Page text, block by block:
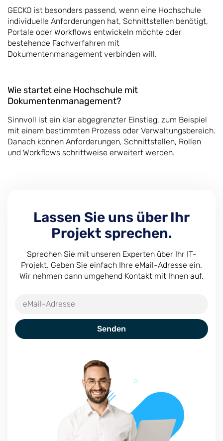
GECKO ist besonders passend, wenn eine Hochschule
individuelle Anforderungen hat, Schnittstellen benötigt,
Portale oder Workflows entwickeln möchte oder
bestehende Fachverfahren mit
Dokumentenmanagement verbinden will.
Wie startet eine Hochschule mit
Dokumentenmanagement?
Sinnvoll ist ein klar abgegrenzter Einstieg, zum Beispiel
mit einem bestimmten Prozess oder Verwaltungsbereich.
Danach können Anforderungen, Schnittstellen, Rollen
und Workflows schrittweise erweitert werden.
Lassen Sie uns über Ihr
Projekt sprechen.
Sprechen Sie mit unseren Experten über Ihr IT-
Projekt. Geben Sie einfach Ihre eMail-Adresse ein.
Wir nehmen dann umgehend Kontakt mit Ihnen auf.
Senden